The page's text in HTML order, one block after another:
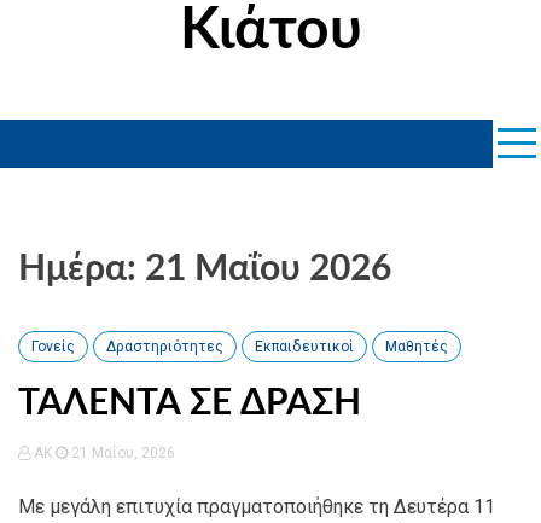
Κιάτου
Ημέρα: 21 Μαΐου 2026
Γονείς Δραστηριότητες Εκπαιδευτικοί Μαθητές
ΤΑΛΕΝΤΑ ΣΕ ΔΡΑΣΗ
AK 21 Μαΐου, 2026
Με μεγάλη επιτυχία πραγματοποιήθηκε τη Δευτέρα 11